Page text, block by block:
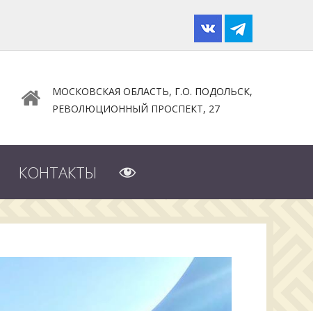
МОСКОВСКАЯ ОБЛАСТЬ, Г.О. ПОДОЛЬСК,
РЕВОЛЮЦИОННЫЙ ПРОСПЕКТ, 27
КОНТАКТЫ
ДЛЯ
СЛАБОВИДЯЩИХ